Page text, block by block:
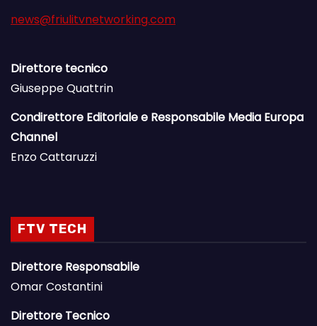
news@friulitvnetworking.com
Direttore tecnico
Giuseppe Quattrin
Condirettore Editoriale e Responsabile Media Europa
Channel
Enzo Cattaruzzi
FTV TECH
Direttore Responsabile
Omar Costantini
Direttore Tecnico